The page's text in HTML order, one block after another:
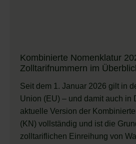
Kombinierte Nomenklatur
Zolltarifnummern im
Seit dem 1. Januar 2026 gilt in
Union (EU) – und damit auch in
aktuelle Version der
(KN) vollständig und ist die
zolltariflichen Einreihung von